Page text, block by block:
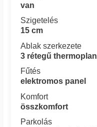
van
Szigetelés
15 cm
Ablak szerkezete
3 rétegű thermoplan
Fűtés
elektromos panel
Komfort
összkomfort
Parkolás